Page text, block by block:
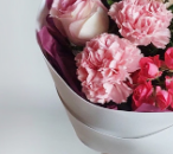
Санкт-Петербург